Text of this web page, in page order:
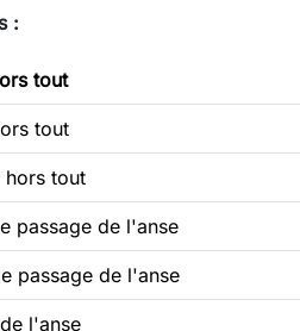
:
tout
tout
hors tout
passage de l'anse
passage de l'anse
l'anse